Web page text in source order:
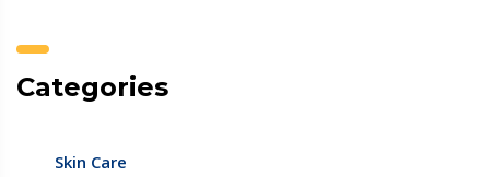
Categories
Skin Care